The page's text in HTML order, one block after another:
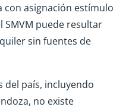
con asignación estímulo
SMVM puede resultar
sin fuentes de
del país, incluyendo
no existe